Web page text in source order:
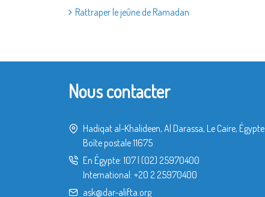
Rattraper le jeûne de Ramadan
Nous contacter
Hadiqat al-Khalideen, Al Darassa, Le Caire, Égypte
Boîte postale 11675
En Égypte: 107 (02) 25970400
International: +20 2 25970400
ask@dar-alifta.org